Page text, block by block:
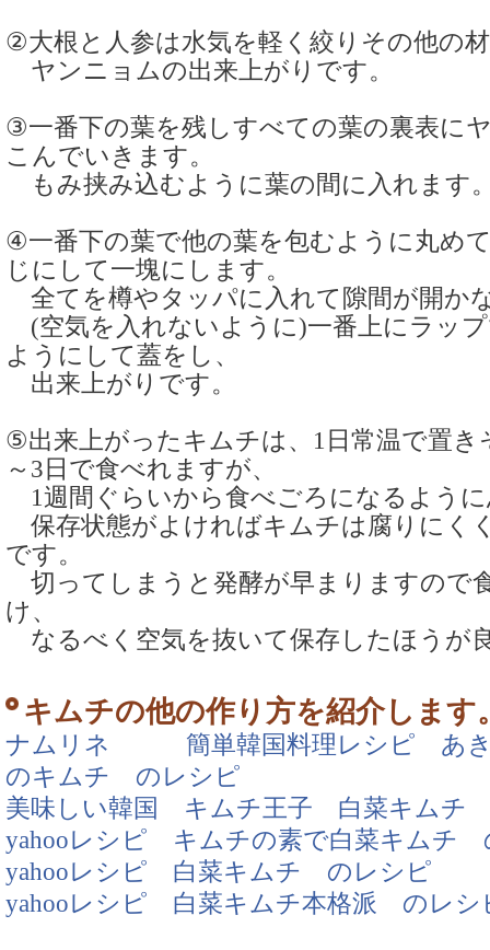
②大根と人参は水気を軽く絞りその他の
ヤンニョムの出来上がりです。
③一番下の葉を残しすべての葉の裏表に
こんでいきます。
もみ挟み込むように葉の間に入れます
④一番下の葉で他の葉を包むように丸め
じにして一塊にします。
全てを樽やタッパに入れて隙間が開か
(空気を入れないように)一番上にラッ
ようにして蓋をし、
出来上がりです。
⑤出来上がったキムチは、1日常温で置き
～3日で食べれますが、
1週間ぐらいから食べごろになるよう
保存状態がよければキムチは腐りにく
です。
切ってしまうと発酵が早まりますので
け、
なるべく空気を抜いて保存したほうが
キムチの他の作り方を紹介します
ナムリネ 簡単韓国料理レシピ あき
のキムチ のレシピ
美味しい韓国 キムチ王子 白菜キムチ
yahooレシピ キムチの素で白菜キムチ
yahooレシピ 白菜キムチ のレシピ
yahooレシピ 白菜キムチ本格派 のレシ